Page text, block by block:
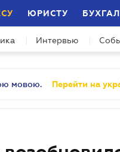
ЮРИСТУ
Интервью
мовою. Перейти на